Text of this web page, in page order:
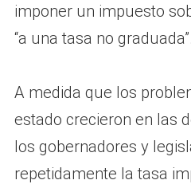
imponer un impuesto
“a una tasa no graduada”.
A medida que los
estado crecieron en las
los gobernadores y
repetidamente la tasa